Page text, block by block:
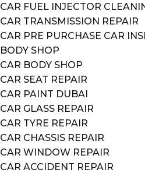
CAR FUEL INJECTOR
CAR TRANSMISSION REPAIR
CAR PRE PURCHASE CAR
BODY SHOP
CAR BODY SHOP
CAR SEAT REPAIR
CAR PAINT DUBAI
CAR GLASS REPAIR
CAR TYRE REPAIR
CAR CHASSIS REPAIR
CAR WINDOW REPAIR
CAR ACCIDENT REPAIR